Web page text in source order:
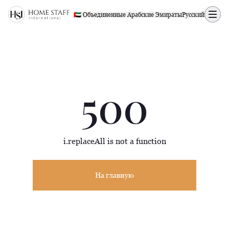
500 page
🇦🇪 Объединенные Арабские ЭмиратыРусский
500
i.replaceAll is not a function
На главную